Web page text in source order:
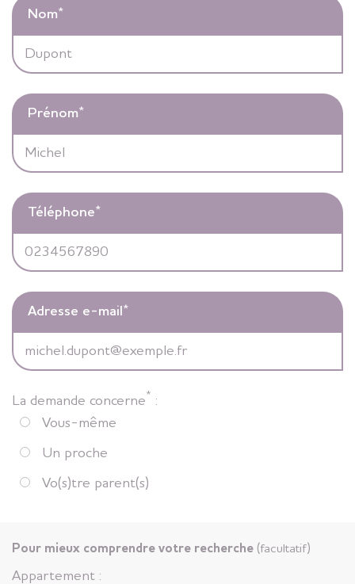
Nom*
Prénom*
Téléphone*
Adresse e-mail *
La demande concerne* :
Vous-même
Un proche
Vo(s)tre parent(s)
Pour mieux comprendre votre recherche (facultatif)
Appartement :